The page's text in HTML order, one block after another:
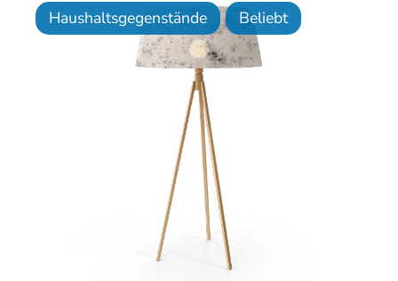
Haushaltsgegenstände Beliebt